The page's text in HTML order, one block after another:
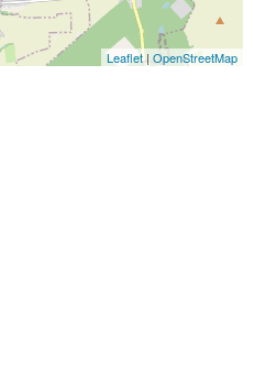
Leaflet | OpenStreetMap